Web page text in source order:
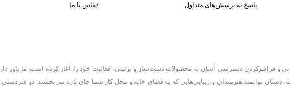
پاسخ به پرسش‌های متداول تماس با ما
و فراهم‌کردن دسترسی آسان به محصولات دست‌ساز و تزئینی، فعالیت خود را آغاز کرده است. ما باور
دستان توانمند هنرمندان و زیبایی‌هایی که به فضای خانه و محل کار شما جان تازه می‌بخشند. در